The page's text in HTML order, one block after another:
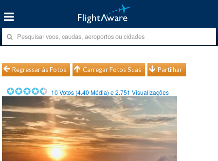
Regressar às Fotos Carregar Fotos Suas Partilhar
10 Votos (4.40 Média) e2.751 Visualizações